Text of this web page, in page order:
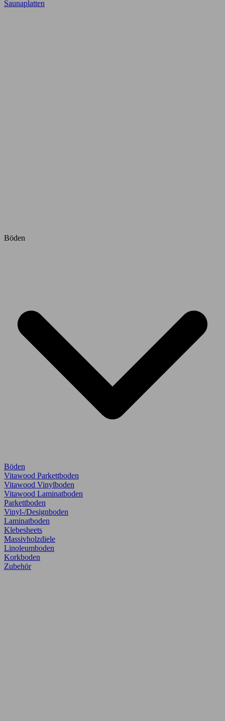
Saunaplatten
Böden
Böden
Vitawood Parkettboden
Vitawood Vinylboden
Vitawood Laminatboden
Parkettboden
Vinyl-/Designboden
Laminatboden
Klebesheets
Massivholzdiele
Linoleumboden
Korkboden
Zubehör